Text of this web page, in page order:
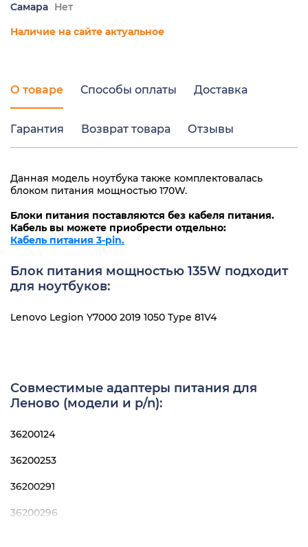
Самара Нет
Наличие на сайте актуальное
О товаре Способы оплаты Доставка
Гарантия Возврат товара Отзывы
Данная модель ноутбука также комплектовалась
блоком питания мощностью 170W.
Блоки питания поставляются без кабеля питания.
Кабель вы можете приобрести отдельно:
Кабель питания 3-pin.
Блок питания мощностью 135W подходит
для ноутбуков:
Lenovo Legion Y7000 2019 1050 Type 81V4
Совместимые адаптеры питания для
Леново (модели и p/n):
36200124
36200253
36200291
36200296